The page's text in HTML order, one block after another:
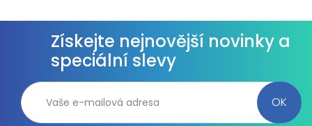
Získejte nejnovější novinky a
speciální slevy